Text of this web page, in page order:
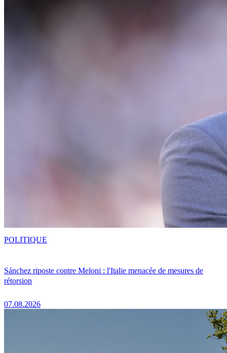
Sánchez riposte contre Meloni : l'Italie menacée de mesures de
rétorsion
07.08.2026
POLITIQUE